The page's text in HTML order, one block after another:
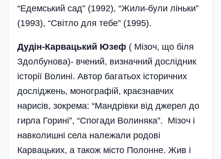
“Едемський сад” (1992), “Жили-були ліньки”
(1993), “Світло для тебе” (1995).
Дудін-Карвацький Юзеф ( Мізоч, що біля
Здолбунова)- вчений, визначний дослідник
історії Волині. Автор багатьох історичних
досліджень, монографій, краєзнавчих
нарисів, зокрема: “Мандрівки від джерел до
гирла Горині”, “Спогади Волиняка”. Мізоч і
навколишні села належали родові
Карвацьких, а також місто Полонне. Жив і